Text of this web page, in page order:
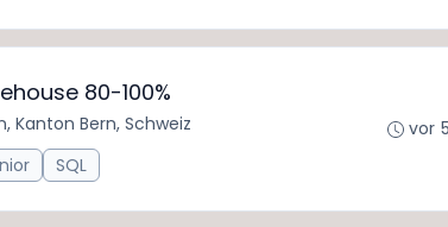
80-100%
Kanton Bern, Schweiz
SQL
vor